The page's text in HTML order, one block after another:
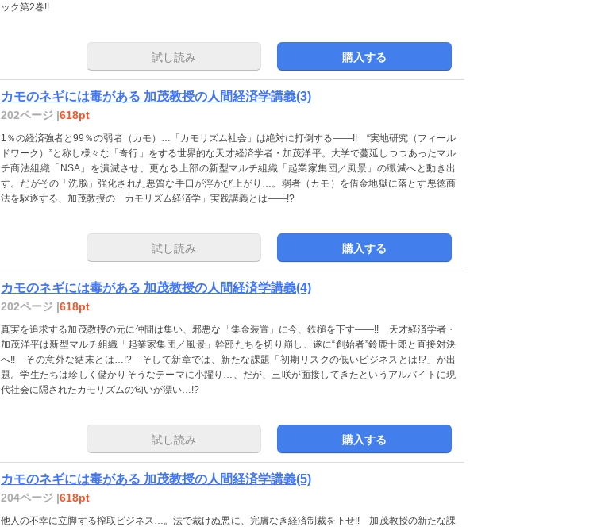
ック第2巻!!
試し読み 購入する
カモのネギには毒がある 加茂教授の人間経済学講義(3)
202ページ |618pt
1％の経済強者と99％の弱者（カモ）…「カモリズム社会」は絶対に打倒する――!! “実地研究（フィール
ドワーク）”と称し様々な「奇行」をする世界的な天才経済学者・加茂洋平。大学で蔓延しつつあったマル
チ商法組織「NSA」を潰滅させ、更なる上部の新型マルチ組織「起業家集団／風景」の殲滅へと動き出
す。だがその「洗脳」強化された悪質な手口が浮かび上がり…。弱者（カモ）を借金地獄に落とす悪徳商
法を駆逐する、加茂教授の「カモリズム経済学」実践講義とは――!?
試し読み 購入する
カモのネギには毒がある 加茂教授の人間経済学講義(4)
202ページ |618pt
真実を追求する加茂教授の元に仲間は集い、邪悪な「集金装置」に今、鉄槌を下す――!! 天才経済学者・
加茂洋平は新型マルチ組織「起業家集団／風景」幹部たちを切り崩し、遂に“創始者”鈴鹿十郎と直接対決
へ!! その意外な結末とは…!? そして新章では、新たな課題「初期リスクの低いビジネスとは!?」が出
題。学生たちは珍しく儲かりそうなテーマに小躍り…、だが、三咲が面接してきたというアルバイトに現
代社会に隠されたカモリズムの匂いが漂い…!?
試し読み 購入する
カモのネギには毒がある 加茂教授の人間経済学講義(5)
204ページ |618pt
他人の不幸に立脚する搾取ビジネス…。法で裁けぬ悪に、完膚なき経済制裁を下せ!! 加茂教授の新たな課